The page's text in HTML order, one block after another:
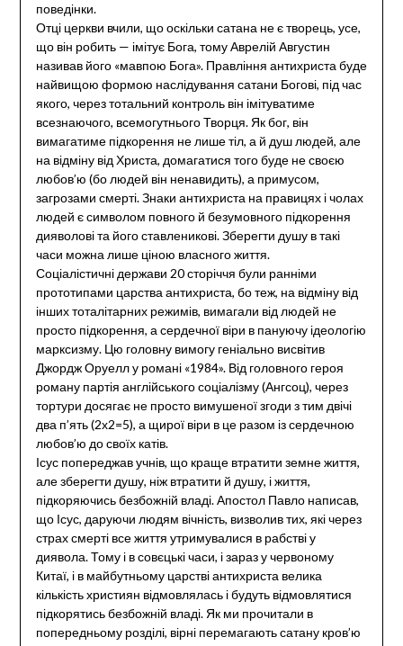
поведінки.
Отці церкви вчили, що оскільки сатана не є творець, усе,
що він робить — імітує Бога, тому Аврелій Августин
називав його «мавпою Бога». Правління антихриста буде
найвищою формою наслідування сатани Богові, під час
якого, через тотальний контроль він імітуватиме
всезнаючого, всемогутнього Творця. Як бог, він
вимагатиме підкорення не лише тіл, а й душ людей, але
на відміну від Христа, домагатися того буде не своєю
любов’ю (бо людей він ненавидить), а примусом,
загрозами смерті. Знаки антихриста на правицях і чолах
людей є символом повного й безумовного підкорення
дияволові та його ставленикові. Зберегти душу в такі
часи можна лише ціною власного життя.
Соціалістичні держави 20 сторіччя були ранніми
прототипами царства антихриста, бо теж, на відміну від
інших тоталітарних режимів, вимагали від людей не
просто підкорення, а сердечної віри в пануючу ідеологію
марксизму. Цю головну вимогу геніально висвітив
Джордж Оруелл у романі «1984». Від головного героя
роману партія англійського соціалізму (Ангсоц), через
тортури досягає не просто вимушеної згоди з тим двічі
два п’ять (2х2=5), а щирої віри в це разом із сердечною
любов’ю до своїх катів.
Ісус попереджав учнів, що краще втратити земне життя,
але зберегти душу, ніж втратити й душу, і життя,
підкоряючись безбожній владі. Апостол Павло написав,
що Ісус, даруючи людям вічність, визволив тих, які через
страх смерті все життя утримувалися в рабстві у
диявола. Тому і в совєцькі часи, і зараз у червоному
Китаї, і в майбутньому царстві антихриста велика
кількість християн відмовлялась і будуть відмовлятися
підкорятись безбожній владі. Як ми прочитали в
попередньому розділі, вірні перемагають сатану кров’ю